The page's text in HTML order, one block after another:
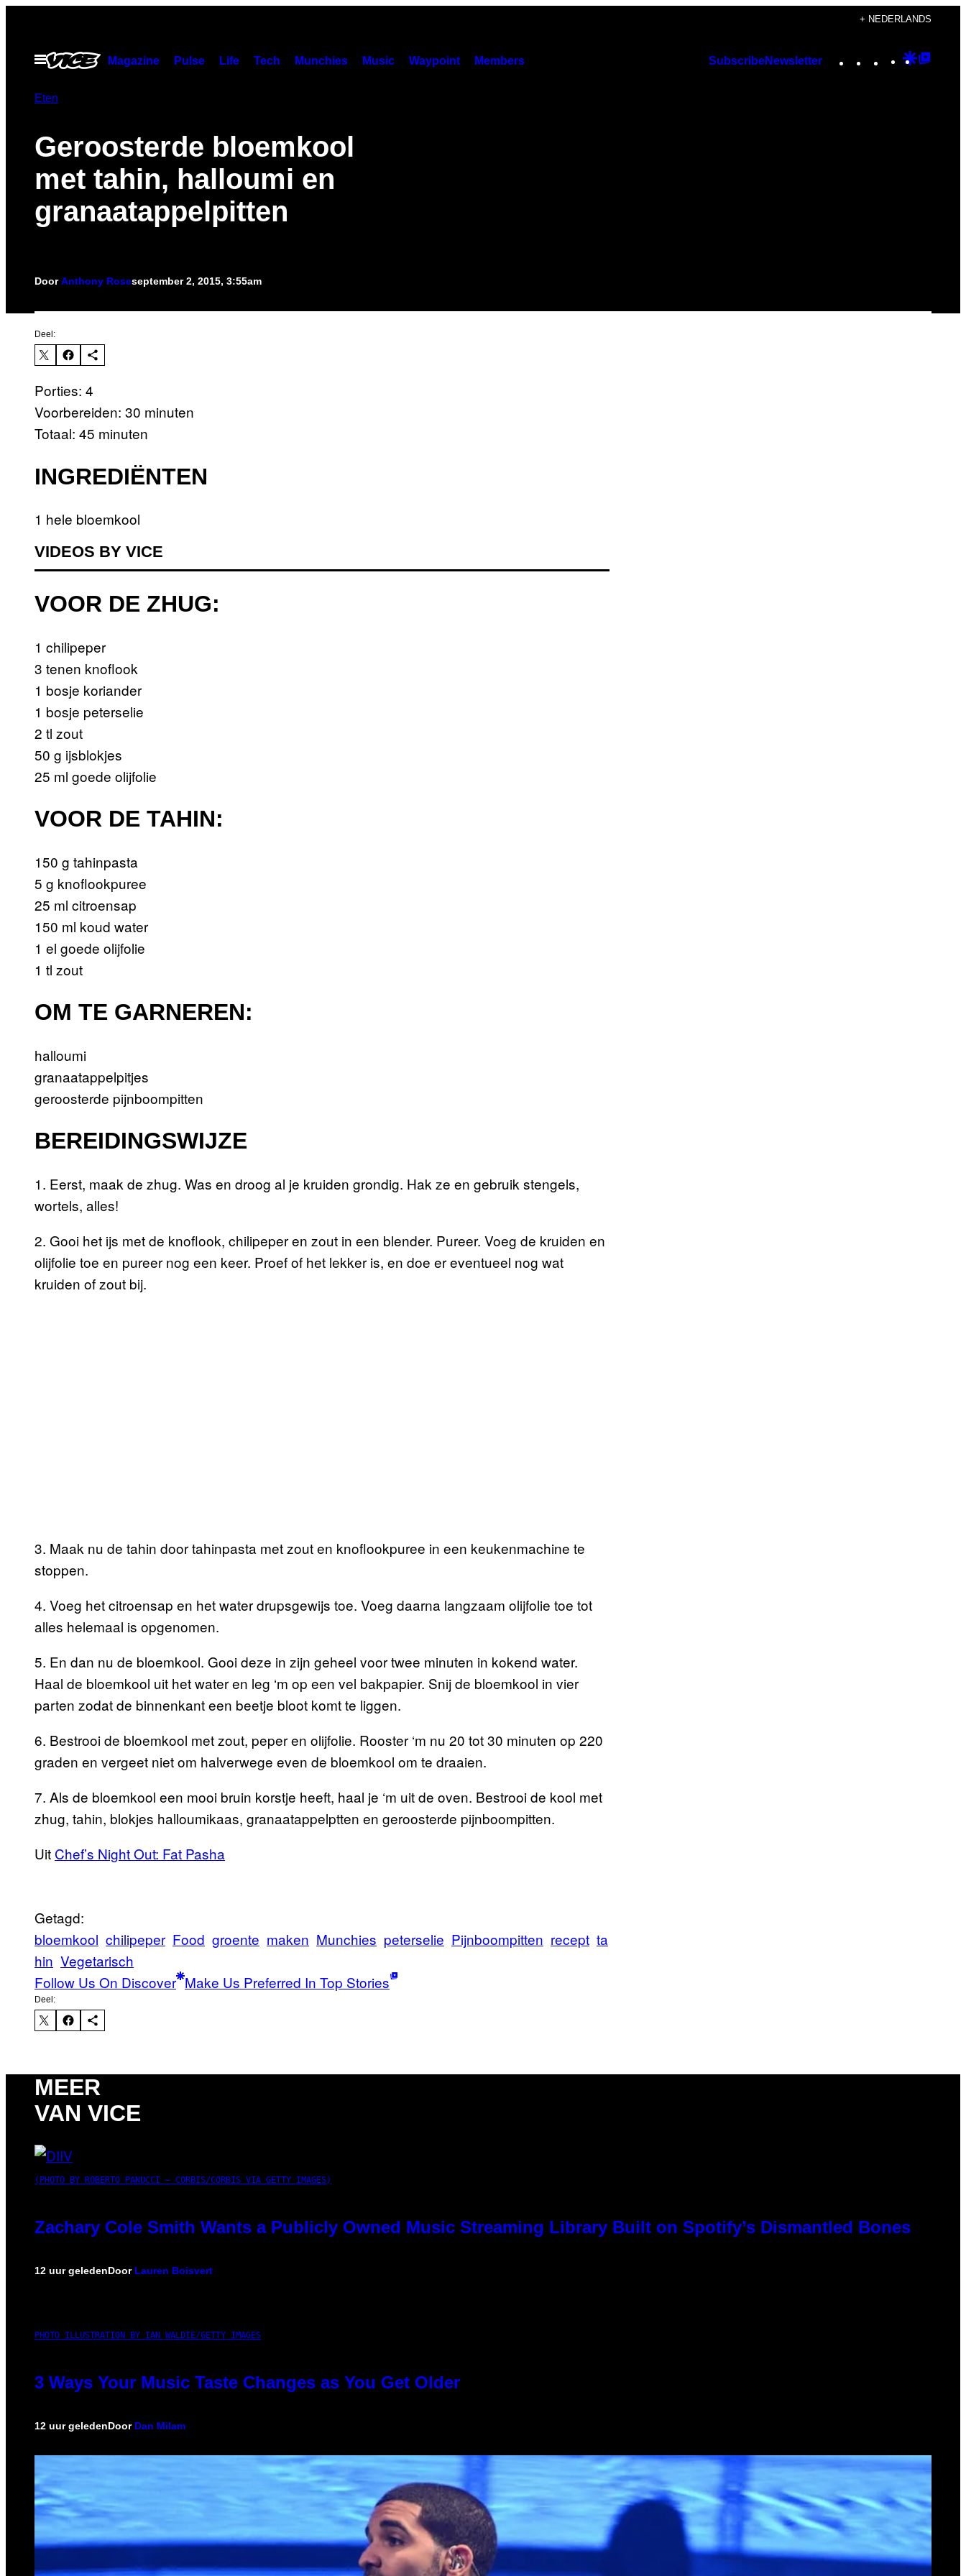
+ NEDERLANDS
Open
menu
Magazine Pulse Life Tech Munchies Music Waypoint Members SubscribeNewsletter Instagram
TikTok
YouTube
Google
Eten
Geroosterde bloemkool
met tahin, halloumi en
granaatappelpitten
DoorAnthony Roseseptember 2, 2015, 3:55am
Deel:
Porties: 4
Voorbereiden: 30 minuten
Totaal: 45 minuten
INGREDIËNTEN
1 hele bloemkool
VIDEOS BY VICE
VOOR DE ZHUG:
1 chilipeper
3 tenen knoflook
1 bosje koriander
1 bosje peterselie
2 tl zout
50 g ijsblokjes
25 ml goede olijfolie
VOOR DE TAHIN:
150 g tahinpasta
5 g knoflookpuree
25 ml citroensap
150 ml koud water
1 el goede olijfolie
1 tl zout
OM TE GARNEREN:
halloumi
granaatappelpitjes
geroosterde pijnboompitten
BEREIDINGSWIJZE
1. Eerst, maak de zhug. Was en droog al je kruiden grondig. Hak ze en gebruik stengels,
wortels, alles!
2. Gooi het ijs met de knoflook, chilipeper en zout in een blender. Pureer. Voeg de kruiden en
olijfolie toe en pureer nog een keer. Proef of het lekker is, en doe er eventueel nog wat
kruiden of zout bij.
3. Maak nu de tahin door tahinpasta met zout en knoflookpuree in een keukenmachine te
stoppen.
4. Voeg het citroensap en het water drupsgewijs toe. Voeg daarna langzaam olijfolie toe tot
alles helemaal is opgenomen.
5. En dan nu de bloemkool. Gooi deze in zijn geheel voor twee minuten in kokend water.
Haal de bloemkool uit het water en leg ‘m op een vel bakpapier. Snij de bloemkool in vier
parten zodat de binnenkant een beetje bloot komt te liggen.
6. Bestrooi de bloemkool met zout, peper en olijfolie. Rooster ‘m nu 20 tot 30 minuten op 220
graden en vergeet niet om halverwege even de bloemkool om te draaien.
7. Als de bloemkool een mooi bruin korstje heeft, haal je ‘m uit de oven. Bestrooi de kool met
zhug, tahin, blokjes halloumikaas, granaatappelptten en geroosterde pijnboompitten.
Uit Chef’s Night Out: Fat Pasha
Getagd:
bloemkool chilipeper Food groente maken Munchies peterselie Pijnboompitten recept ta
hin Vegetarisch
Follow Us On Discover Make Us Preferred In Top Stories
Deel:
MEER
VAN VICE
(PHOTO BY ROBERTO PANUCCI – CORBIS/CORBIS VIA GETTY IMAGES)
Zachary Cole Smith Wants a Publicly Owned Music Streaming Library Built on Spotify’s Dismantled Bones
12 uur geledenDoor Lauren Boisvert
PHOTO ILLUSTRATION BY IAN WALDIE/GETTY IMAGES
3 Ways Your Music Taste Changes as You Get Older
12 uur geledenDoor Dan Milam